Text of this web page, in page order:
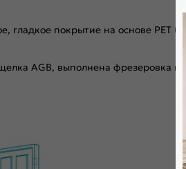
гладкое покрытие на основе
AGB, выполнена фрезеровка